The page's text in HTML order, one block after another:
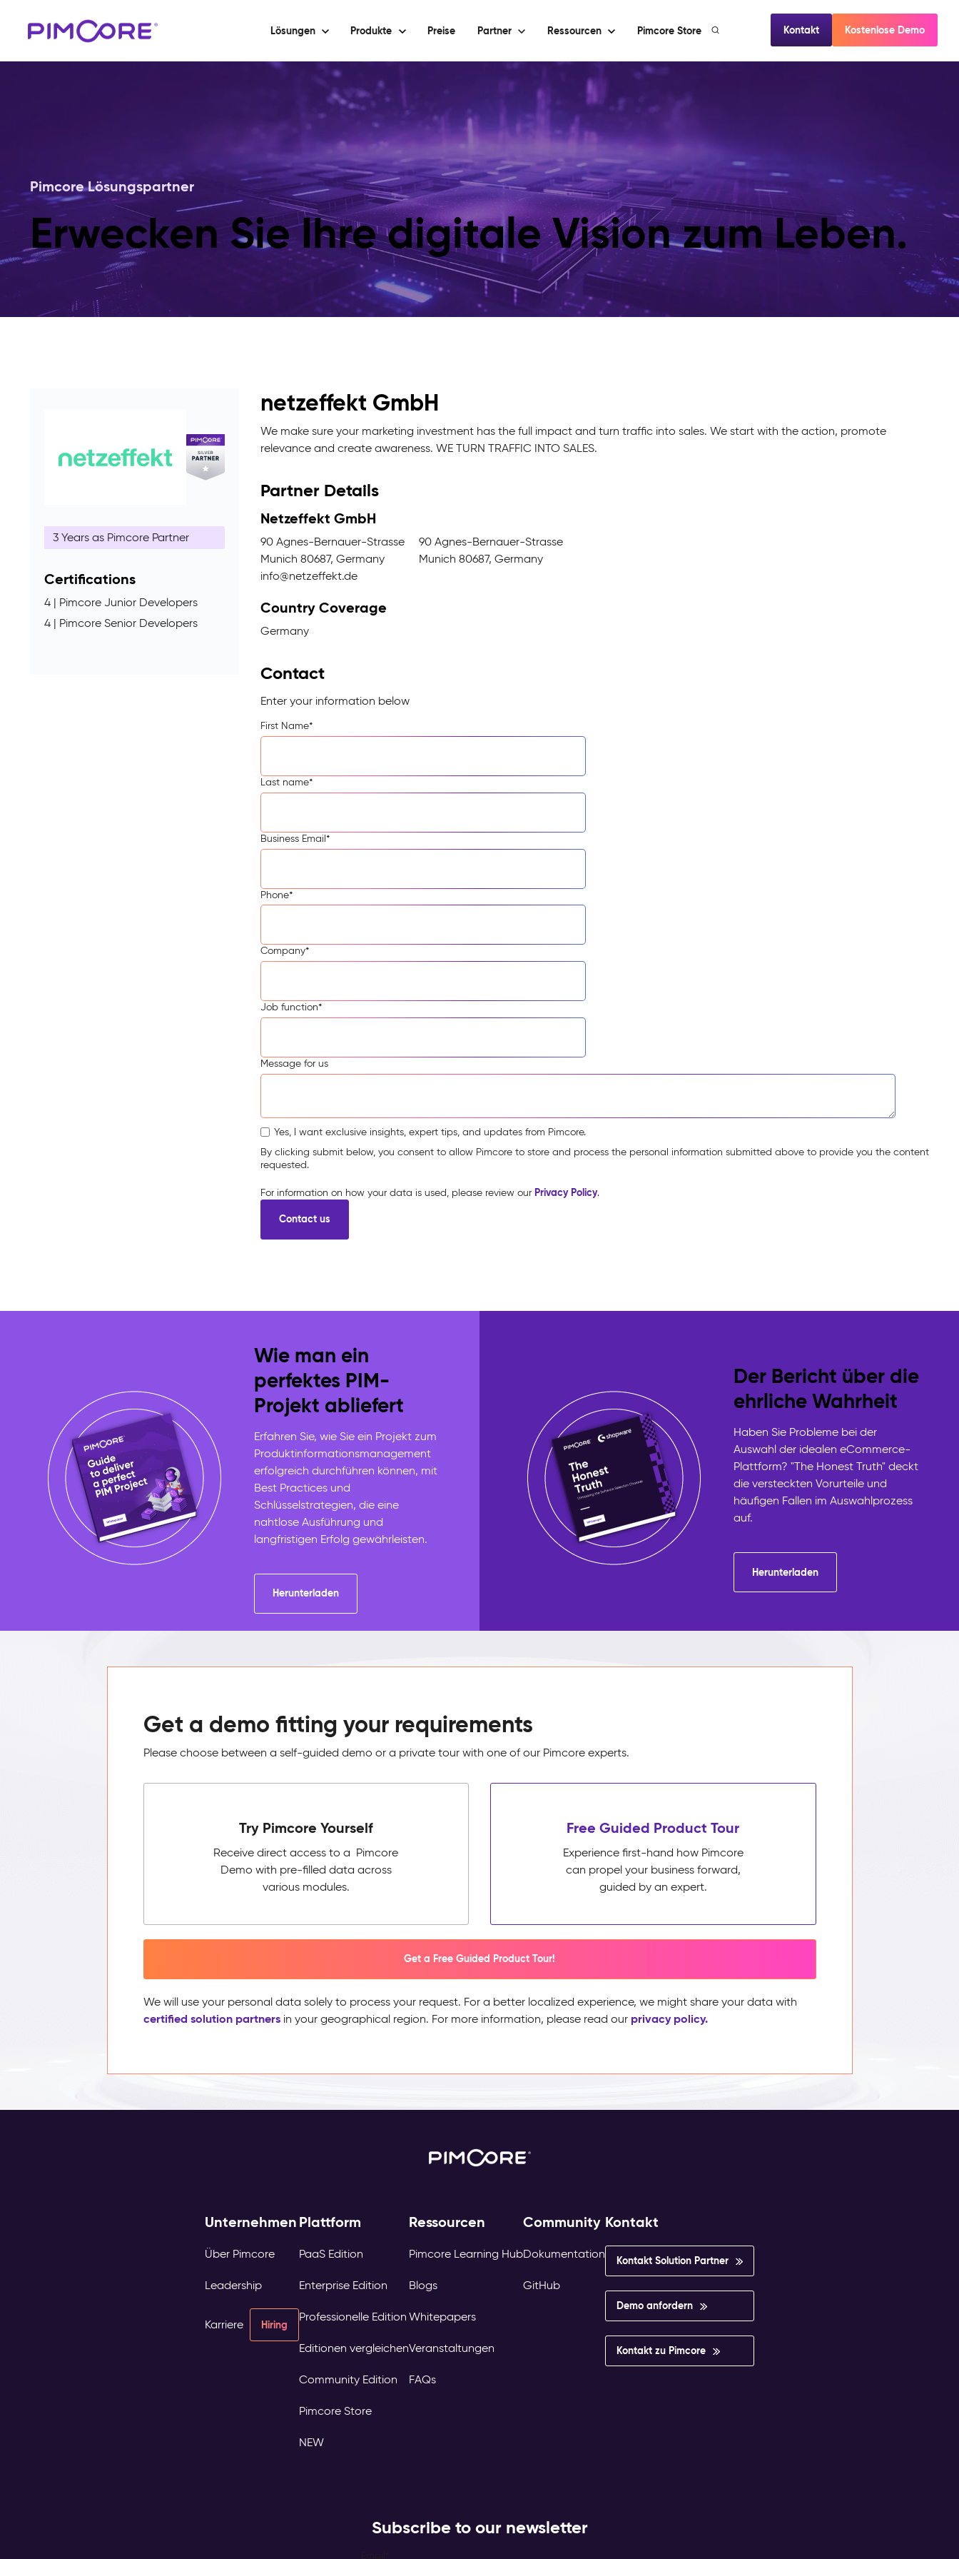
Lösungen Produkte Preise Partner Ressourcen Pimcore Store Kontakt Kostenlose Demo
Pimcore Lösungspartner
Erwecken Sie Ihre digitale Vision zum Leben.
3 Years as Pimcore Partner
Certifications
4 | Pimcore Junior Developers
4 | Pimcore Senior Developers
netzeffekt GmbH
We make sure your marketing investment has the full impact and turn traffic into sales. We start with the action, promote
relevance and create awareness. WE TURN TRAFFIC INTO SALES.
Partner Details
Netzeffekt GmbH
90 Agnes-Bernauer-Strasse
Munich 80687, Germany
info@netzeffekt.de
90 Agnes-Bernauer-Strasse
Munich 80687, Germany
Country Coverage
Germany
Contact
Enter your information below
First Name*
Last name*
Business Email*
Phone*
Company*
Job function*
Message for us
Yes, I want exclusive insights, expert tips, and updates from Pimcore.
By clicking submit below, you consent to allow Pimcore to store and process the personal information submitted above to provide you the content
requested.
For information on how your data is used, please review our Privacy Policy.
Wie man ein
perfektes PIM-
Projekt abliefert
Erfahren Sie, wie Sie ein Projekt zum
Produktinformationsmanagement
erfolgreich durchführen können, mit
Best Practices und
Schlüsselstrategien, die eine
nahtlose Ausführung und
langfristigen Erfolg gewährleisten.
Herunterladen
Der Bericht über die
ehrliche Wahrheit
Haben Sie Probleme bei der
Auswahl der idealen eCommerce-
Plattform? "The Honest Truth" deckt
die versteckten Vorurteile und
häufigen Fallen im Auswahlprozess
auf.
Herunterladen
Get a demo fitting your requirements
Please choose between a self-guided demo or a private tour with one of our Pimcore experts.
Try Pimcore Yourself
Receive direct access to a Pimcore
Demo with pre-filled data across
various modules.
Free Guided Product Tour
Experience first-hand how Pimcore
can propel your business forward,
guided by an expert.
Get a Free Guided Product Tour!
We will use your personal data solely to process your request. For a better localized experience, we might share your data with
certified solution partnersin your geographical region. For more information, please read our privacy policy.
Unternehmen
Über Pimcore
Leadership
Karriere Hiring
Plattform
PaaS Edition
Enterprise Edition
Professionelle Edition
Editionen vergleichen
Community Edition
Pimcore Store
NEW
Ressourcen
Pimcore Learning Hub
Blogs
Whitepapers
Veranstaltungen
FAQs
Community
Dokumentation
GitHub
Kontakt
Kontakt Solution Partner
Demo anfordern
Kontakt zu Pimcore
Subscribe to our newsletter